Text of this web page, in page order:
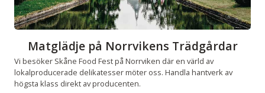
Matglädje på Norrvikens Trädgårdar
Vi besöker Skåne Food Fest på Norrviken där en värld av
lokalproducerade delikatesser möter oss. Handla hantverk av
högsta klass direkt av producenten.